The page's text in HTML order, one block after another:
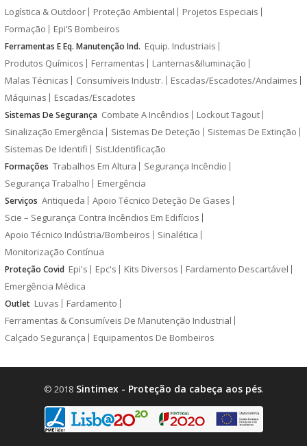
Logística & Outdoor
Proteção Ambiental
Projetos Especiais
Formação
Epi’S Bombeiros
Ferramentas E Eq. Manutenção Ind. Equip. Industriais
Produtos Químicos
Ferramentas
Lanternas&Iluminação
Malas Técnicas
Consumíveis Industr.
Escadas/Escadotes/Andaimes
Máquinas
Escadas/Escadotes
Sistemas De Segurança Combate A Incêndios
Lockout Tagout
Sinalização Emergência
Sistemas De Deteção
Sistemas De Extinção
Sistemas De Identifi
Sist.Identificação
Formações Trabalhos Em Altura
Segurança Incêndio
Segurança Trabalho
Emergência
Serviços Antiqueda
Apoio Técnico Deteção De Gases
Scie – Segurança Contra Incêndios Em Edifícios
Apoio Técnico Indústria/Bombeiros
Sinalética
Monitorização Contínua
Proteção Covid Epi's Epc's Kits Diversos
Fardamento Descartável
Emergência Médica
Outlet Luvas
Fardamento
Ferramentas & Consumíveis De Manutenção Industrial
Calçado Segurança
Equipamentos De Bombeiros
© 2018Sintimex - Proteção da cabeça aos pés.